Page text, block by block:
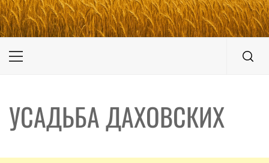
UKRAINE-IS
ПУТЕШЕСТВИЕ ПО УКРАИНЕ
Primary
УСАДЬБА ДАХОВСКИХ